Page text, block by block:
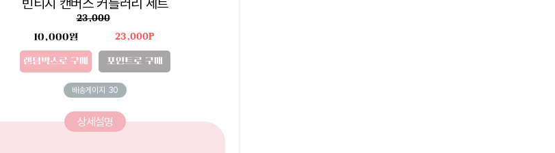
빈티지 캔버스 커틀러리 세트
23,000
10,000원
랜덤박스로 구매
23,000P
포인트로 구매
배송게이지 30
상세설명